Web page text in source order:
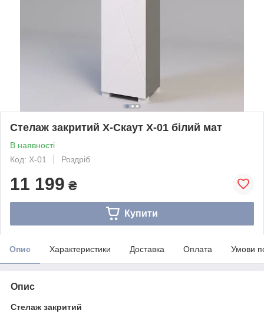
Стелаж закритий Х-Скаут Х-01 білий мат
В наявності
Код: Х-01
Роздріб
11 199 ₴
Купити
Опис Характеристики Доставка Оплата Умови
Опис
Стелаж закритий